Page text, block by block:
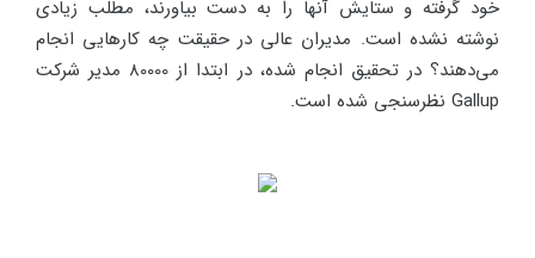
خود گرفته و ستایش آنها را به دست بیاورند، مطلب زیادی
نوشته نشده است. مدیران عالی در حقیقت چه کارهایی انجام
می‌دهند؟ در تحقیق انجام شده، در ابتدا از 80000 مدیر شرکت
Gallup نظرسنجی شده است.